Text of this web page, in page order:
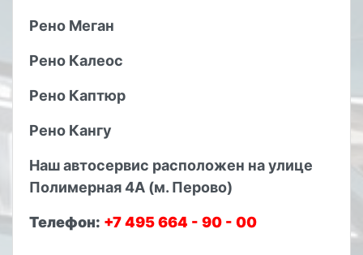
Рено Меган
Рено Калеос
Рено Каптюр
Рено Кангу
Наш автосервис расположен на улице
Полимерная 4А (м. Перово)
Телефон: +7 495 664 - 90 - 00